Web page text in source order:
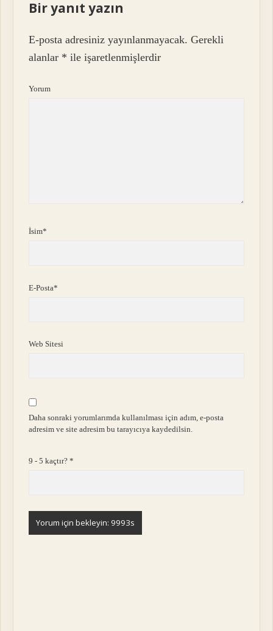
Bir yanıt yazın
E-posta adresiniz yayınlanmayacak. Gerekli
alanlar * ile işaretlenmişlerdir
Yorum
İsim*
E-Posta*
Web Sitesi
Daha sonraki yorumlarımda kullanılması için adım, e-posta
adresim ve site adresim bu tarayıcıya kaydedilsin.
9 - 5 kaçtır?*